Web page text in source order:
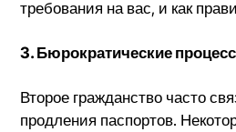
требования на вас, и как
3. Бюрократические
Второе гражданство часто
продления паспортов.